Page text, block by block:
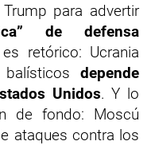
para advertir
de defensa
retórico: Ucrania
depende
Unidos. Y lo
de fondo: Moscú
ataques contra los